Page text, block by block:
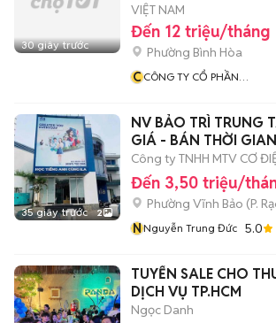
30 giây trước
VIỆT NAM
Đến 12 triệu/tháng
Phường Bình Hòa
CCÔNG TY CỔ PHẦN
35 giây trước 2
NV BẢO TRÌ TRUNG
GIÁ - BÁN THỜI GIAN
Công ty TNHH MTV CƠ
Đến 3,50 triệu/
Phường Vĩnh Bảo (P.
NNguyễn Trung Đức 5.0
TUYỂN SALE CHO
DỊCH VỤ TP.HCM
Ngọc Danh